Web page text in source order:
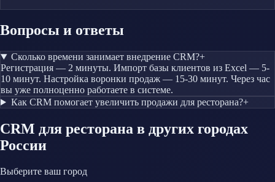
Вопросы и ответы
Сколько времени занимает внедрение CRM?+
Регистрация — 2 минуты. Импорт базы клиентов из Excel — 5-
10 минут. Настройка воронки продаж — 15-30 минут. Через час
вы уже полноценно работаете в системе.
Как CRM помогает увеличить продажи для ресторана?+
CRM для ресторана в других городах
России
Выберите ваш город